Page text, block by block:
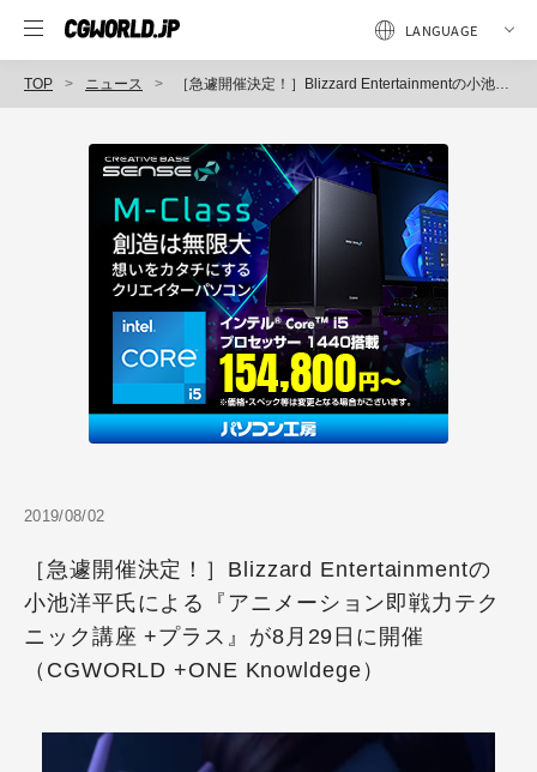
TOP ニュース ［急遽開催決定！］Blizzard Entertainmentの小池洋平氏による『アニメーション即戦力テクニック講座 +プラス』が8月29日に開催（CGWORLD +ONE Knowldege）
2019/08/02
［急遽開催決定！］Blizzard Entertainmentの
小池洋平氏による『アニメーション即戦力テク
ニック講座 +プラス』が8月29日に開催
（CGWORLD +ONE Knowldege）